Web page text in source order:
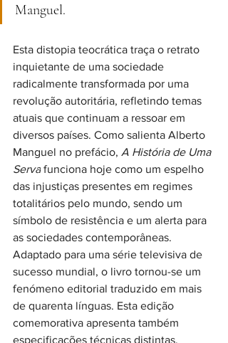
Manguel.
Esta distopia teocrática traça o retrato
inquietante de uma sociedade
radicalmente transformada por uma
revolução autoritária, refletindo temas
atuais que continuam a ressoar em
diversos países. Como salienta Alberto
Manguel no prefácio, A História de Uma
Serva funciona hoje como um espelho
das injustiças presentes em regimes
totalitários pelo mundo, sendo um
símbolo de resistência e um alerta para
as sociedades contemporâneas.
Adaptado para uma série televisiva de
sucesso mundial, o livro tornou-se um
fenómeno editorial traduzido em mais
de quarenta línguas. Esta edição
comemorativa apresenta também
especificações técnicas distintas,